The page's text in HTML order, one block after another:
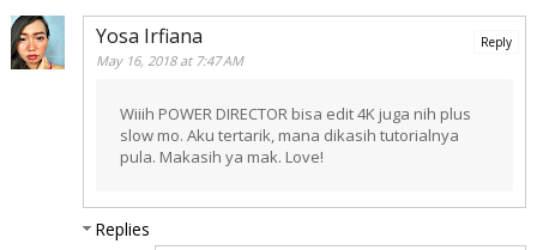
Yosa Irfiana
May 16, 2018 at 7:47 AM
Wiiih POWER DIRECTOR bisa edit 4K juga nih plus
slow mo. Aku tertarik, mana dikasih tutorialnya
pula. Makasih ya mak. Love!
Reply
Replies